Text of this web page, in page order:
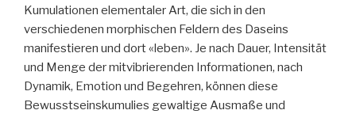
Kumulationen elementaler Art, die sich in den
verschiedenen morphischen Feldern des Daseins
manifestieren und dort «leben». Je nach Dauer, Intensität
und Menge der mitvibrierenden Informationen, nach
Dynamik, Emotion und Begehren, können diese
Bewusstseinskumulies gewaltige Ausmaße und